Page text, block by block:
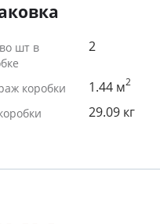
шт в
2
коробки 1.44 м2
29.09 кг